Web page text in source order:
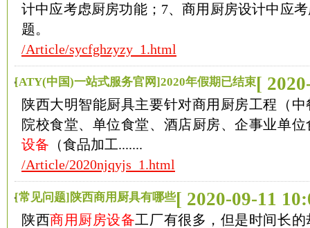
计中应考虑厨房功能；7、商用厨房设计中应
题。
/Article/sycfghzyzy_1.html
[ATY(中国)一站式服务官网]2020年假期已结束[
陕西大明智能厨具主要针对商用厨房工程（
院校食堂、单位食堂、酒店厨房、企事业单
设备 （食品加工.......
/Article/2020njqyjs_1.html
[常见问题]陕西商用厨具有哪些[ 2020-09-11
陕西商用厨房设备工厂有很多，但是时间长